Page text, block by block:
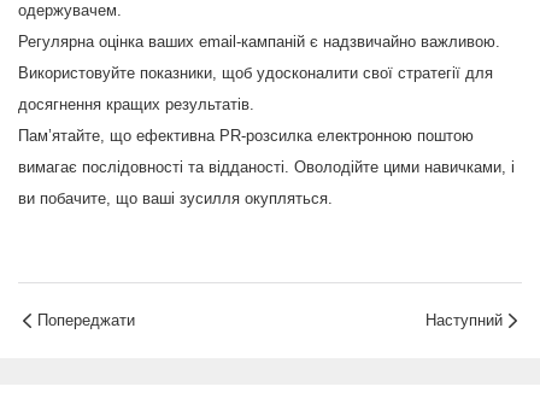
одержувачем.
Регулярна оцінка ваших email-кампаній є надзвичайно важливою.
Використовуйте показники, щоб удосконалити свої стратегії для
досягнення кращих результатів.
Пам’ятайте, що ефективна PR-розсилка електронною поштою
вимагає послідовності та відданості. Оволодійте цими навичками, і
ви побачите, що ваші зусилля окупляться.
Попереджати Наступний